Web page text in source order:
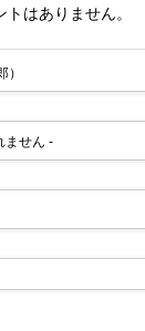
はありません。
ません -